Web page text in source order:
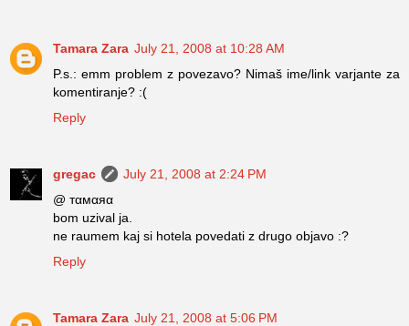
Tamara Zara July 21, 2008 at 10:28 AM
P.s.: emm problem z povezavo? Nimaš ime/link varjante za
komentiranje? :(
Reply
gregac
July 21, 2008 at 2:24 PM
@ тαмαяα
bom uzival ja.
ne raumem kaj si hotela povedati z drugo objavo :?
Reply
Tamara Zara July 21, 2008 at 5:06 PM